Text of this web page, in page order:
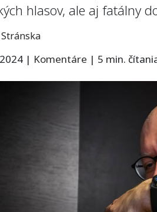
hlasov, ale aj fatálny
| Komentáre | 5 min.